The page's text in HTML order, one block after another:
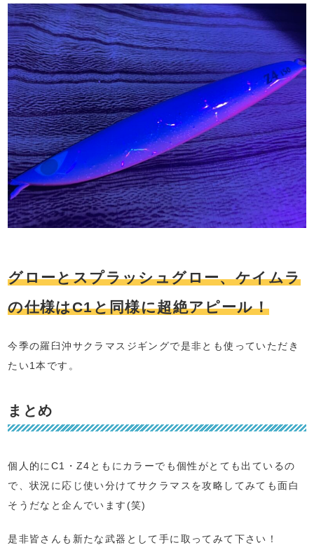
グローとスプラッシュグロー、ケイムラ
の仕様はC1と同様に超絶アピール！
今季の羅臼沖サクラマスジギングで是非とも使っていただき
たい1本です。
まとめ
個人的にC1・Z4ともにカラーでも個性がとても出ているの
で、状況に応じ使い分けてサクラマスを攻略してみても面白
そうだなと企んでいます(笑)
是非皆さんも新たな武器として手に取ってみて下さい！